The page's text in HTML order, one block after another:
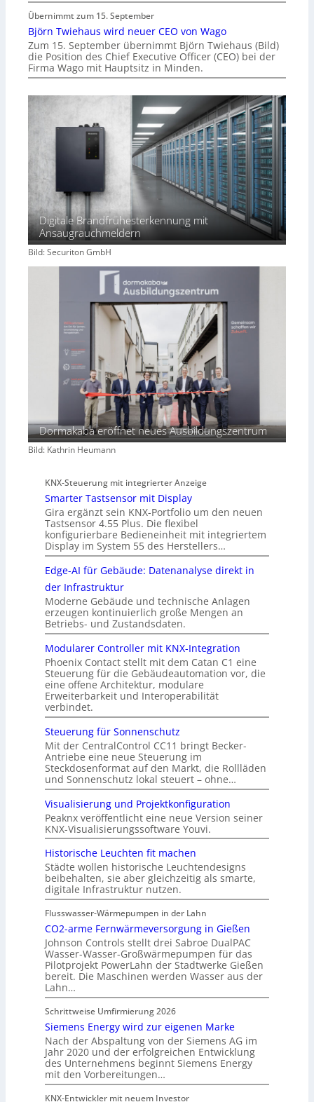
Übernimmt zum 15. September
Björn Twiehaus wird neuer CEO von Wago
Zum 15. September übernimmt Björn Twiehaus (Bild)
die Position des Chief Executive Officer (CEO) bei der
Firma Wago mit Hauptsitz in Minden.
Digitale Brandfrühesterkennung mit
Ansaugrauchmeldern
Bild: Securiton GmbH
Dormakaba eröffnet neues Ausbildungszentrum
Bild: Kathrin Heumann
KNX-Steuerung mit integrierter Anzeige
Smarter Tastsensor mit Display
Gira ergänzt sein KNX-Portfolio um den neuen
Tastsensor 4.55 Plus. Die flexibel
konfigurierbare Bedieneinheit mit integriertem
Display im System 55 des Herstellers…
Edge-AI für Gebäude: Datenanalyse direkt in
der Infrastruktur
Moderne Gebäude und technische Anlagen
erzeugen kontinuierlich große Mengen an
Betriebs- und Zustandsdaten.
Modularer Controller mit KNX-Integration
Phoenix Contact stellt mit dem Catan C1 eine
Steuerung für die Gebäudeautomation vor, die
eine offene Architektur, modulare
Erweiterbarkeit und Interoperabilität
verbindet.
Steuerung für Sonnenschutz
Mit der CentralControl CC11 bringt Becker-
Antriebe eine neue Steuerung im
Steckdosenformat auf den Markt, die Rollläden
und Sonnenschutz lokal steuert – ohne…
Visualisierung und Projektkonfiguration
Peaknx veröffentlicht eine neue Version seiner
KNX-Visualisierungssoftware Youvi.
Historische Leuchten fit machen
Städte wollen historische Leuchtendesigns
beibehalten, sie aber gleichzeitig als smarte,
digitale Infrastruktur nutzen.
Flusswasser-Wärmepumpen in der Lahn
CO2-arme Fernwärmeversorgung in Gießen
Johnson Controls stellt drei Sabroe DualPAC
Wasser-Wasser-Großwärmepumpen für das
Pilotprojekt PowerLahn der Stadtwerke Gießen
bereit. Die Maschinen werden Wasser aus der
Lahn…
Schrittweise Umfirmierung 2026
Siemens Energy wird zur eigenen Marke
Nach der Abspaltung von der Siemens AG im
Jahr 2020 und der erfolgreichen Entwicklung
des Unternehmens beginnt Siemens Energy
mit den Vorbereitungen…
KNX-Entwickler mit neuem Investor